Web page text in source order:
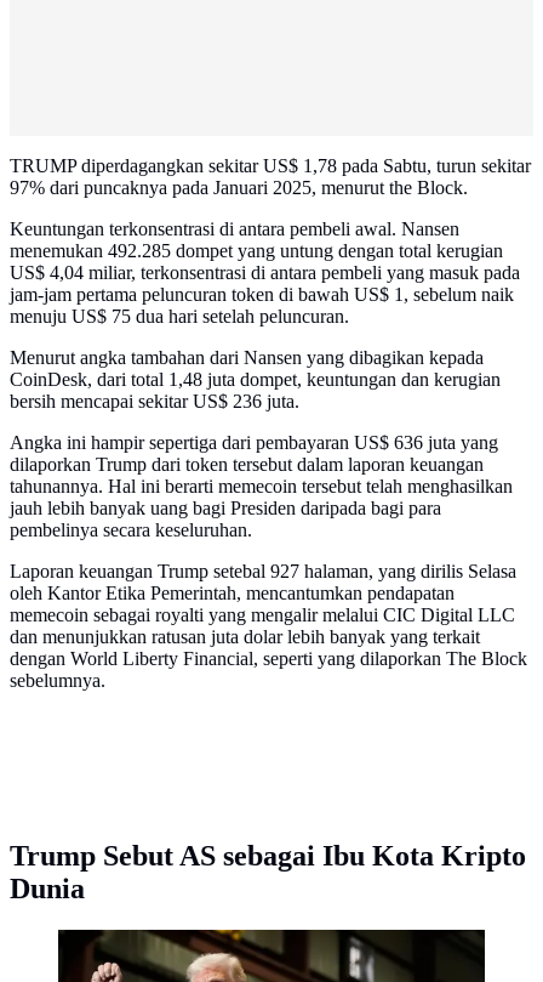
TRUMP diperdagangkan sekitar US$ 1,78 pada Sabtu, turun sekitar
97% dari puncaknya pada Januari 2025, menurut the Block.
Keuntungan terkonsentrasi di antara pembeli awal. Nansen
menemukan 492.285 dompet yang untung dengan total kerugian
US$ 4,04 miliar, terkonsentrasi di antara pembeli yang masuk pada
jam-jam pertama peluncuran token di bawah US$ 1, sebelum naik
menuju US$ 75 dua hari setelah peluncuran.
Menurut angka tambahan dari Nansen yang dibagikan kepada
CoinDesk, dari total 1,48 juta dompet, keuntungan dan kerugian
bersih mencapai sekitar US$ 236 juta.
Angka ini hampir sepertiga dari pembayaran US$ 636 juta yang
dilaporkan Trump dari token tersebut dalam laporan keuangan
tahunannya. Hal ini berarti memecoin tersebut telah menghasilkan
jauh lebih banyak uang bagi Presiden daripada bagi para
pembelinya secara keseluruhan.
Laporan keuangan Trump setebal 927 halaman, yang dirilis Selasa
oleh Kantor Etika Pemerintah, mencantumkan pendapatan
memecoin sebagai royalti yang mengalir melalui CIC Digital LLC
dan menunjukkan ratusan juta dolar lebih banyak yang terkait
dengan World Liberty Financial, seperti yang dilaporkan The Block
sebelumnya.
Trump Sebut AS sebagai Ibu Kota Kripto
Dunia
Presiden Amerika Serikat Donald Trump pada 19
Februari 2026. (Dok. AP/Mark Schiefelbein)